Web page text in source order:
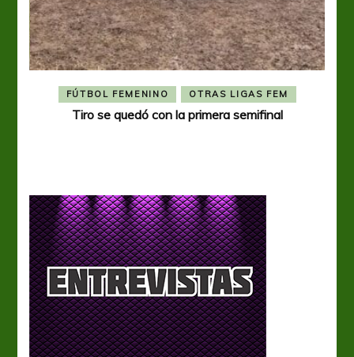
FÚTBOL FEMENINO OTRAS LIGAS FEM
Tiro se quedó con la primera semifinal